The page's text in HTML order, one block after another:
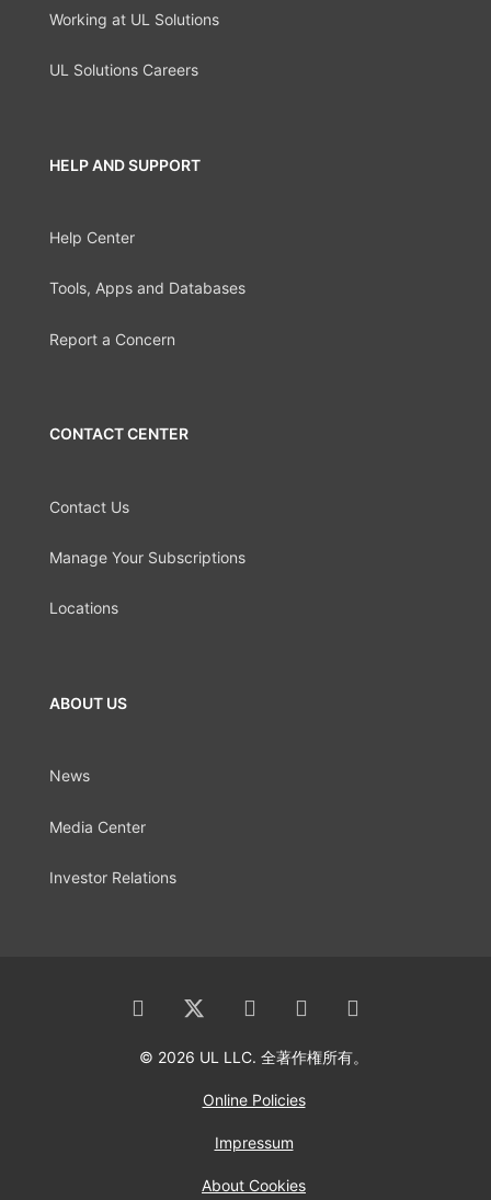
Working at UL Solutions
UL Solutions Careers
HELP AND SUPPORT
Help Center
Tools, Apps and Databases
Report a Concern
CONTACT CENTER
Contact Us
Manage Your Subscriptions
Locations
ABOUT US
News
Media Center
Investor Relations
© 2026 UL LLC. 全著作権所有。
Online Policies
Impressum
About Cookies